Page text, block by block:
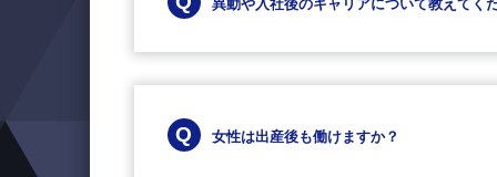
異動や入社後のキャリアについて教えてくだ
女性は出産後も働けますか？